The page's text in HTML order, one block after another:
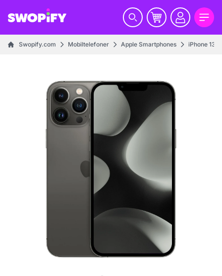
Swopify.com Mobiltelefoner Apple Smartphones iPhone 13